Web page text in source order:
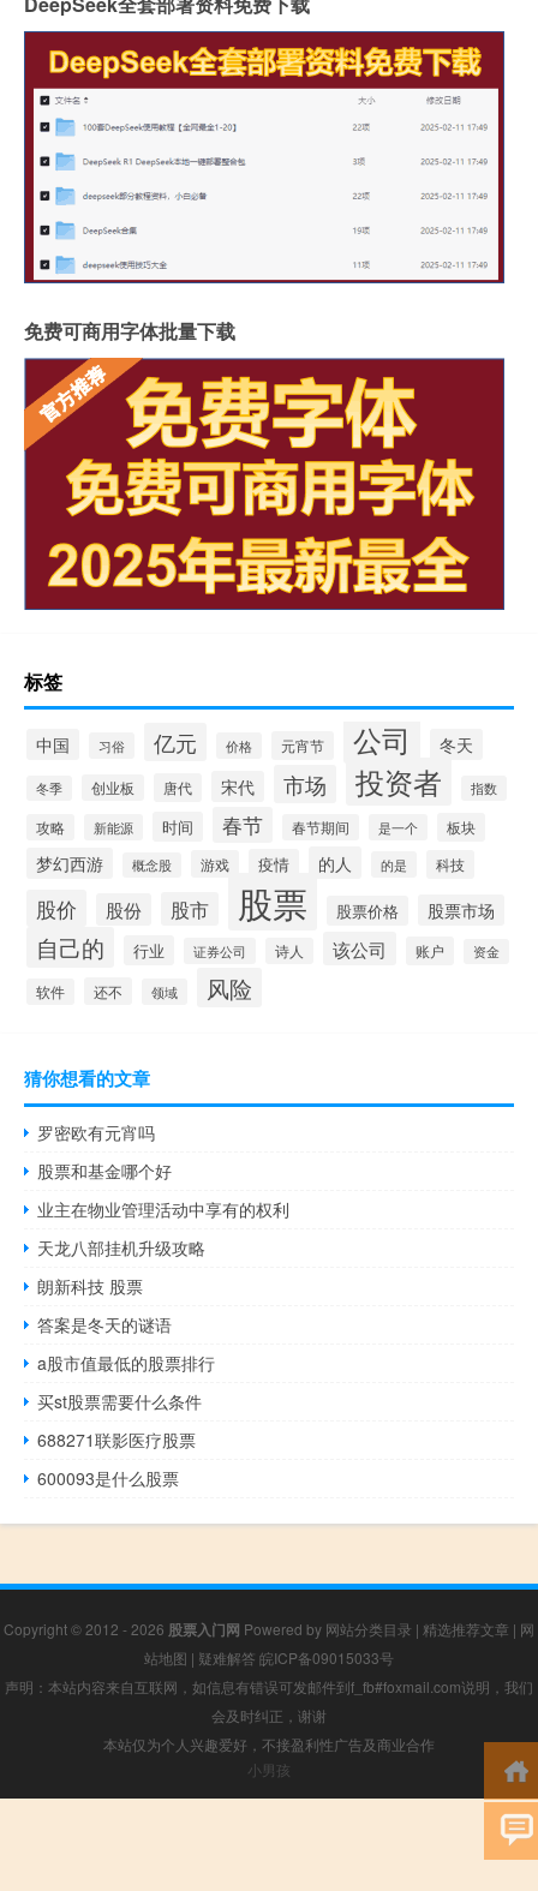
免费可商用字体批量下载
标签
中国 习俗 亿元 价格 元宵节 公司 冬天
冬季 创业板 唐代 宋代 市场 投资者 指数
攻略 新能源 时间 春节 春节期间 是一个 板块
梦幻西游 概念股 游戏 疫情 的人 的是 科技
股价 股份 股市 股票 股票价格 股票市场
自己的 行业 证券公司 诗人 该公司 账户 资金
软件 还不 领域 风险
猜你想看的文章
罗密欧有元宵吗
股票和基金哪个好
业主在物业管理活动中享有的权利
天龙八部挂机升级攻略
朗新科技 股票
答案是冬天的谜语
a股市值最低的股票排行
买st股票需要什么条件
688271联影医疗股票
600093是什么股票
Copyright © 2012 - 2026 股票入门网 Powered by 网站分类目录 | 精选推荐文章 | 网
站地图 | 疑难解答 皖ICP备09015033号
声明：本站内容来自互联网，如信息有错误可发邮件到f_fb#foxmail.com说明，我们
会及时纠正，谢谢
本站仅为个人兴趣爱好，不接盈利性广告及商业合作
小男孩